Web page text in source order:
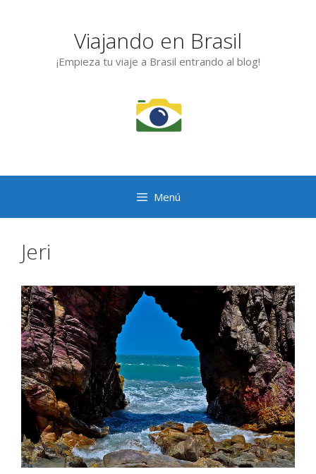
Viajando en Brasil
¡Empieza tu viaje a Brasil entrando al blog!
Menú
Jeri